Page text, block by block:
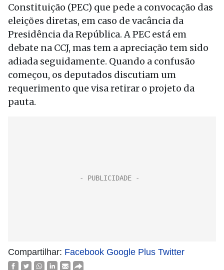
Constituição (PEC) que pede a convocação das
eleições diretas, em caso de vacância da
Presidência da República. A PEC está em
debate na CCJ, mas tem a apreciação tem sido
adiada seguidamente. Quando a confusão
começou, os deputados discutiam um
requerimento que visa retirar o projeto da
pauta.
Compartilhar: Facebook Google Plus Twitter